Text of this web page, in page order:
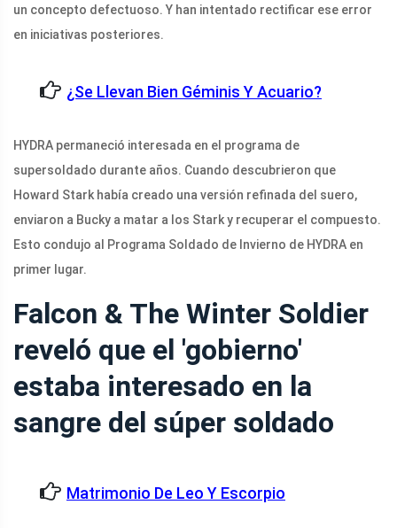
un concepto defectuoso. Y han intentado rectificar ese error
en iniciativas posteriores.
¿Se Llevan Bien Géminis Y Acuario?
HYDRA permaneció interesada en el programa de
supersoldado durante años. Cuando descubrieron que
Howard Stark había creado una versión refinada del suero,
enviaron a Bucky a matar a los Stark y recuperar el compuesto.
Esto condujo al Programa Soldado de Invierno de HYDRA en
primer lugar.
Falcon & The Winter Soldier
reveló que el 'gobierno'
estaba interesado en la
sangre del súper soldado
Matrimonio De Leo Y Escorpio